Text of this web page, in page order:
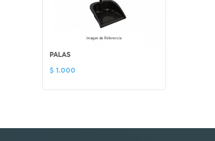
PALAS
$ 1.000